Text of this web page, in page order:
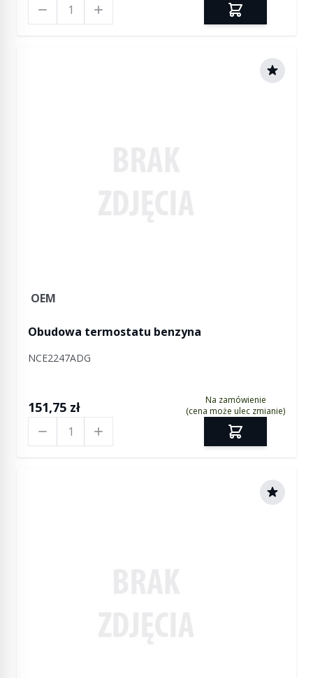
OEM
Obudowa termostatu benzyna
NCE2247ADG
151,75 zł
Na zamówienie
(cena może ulec zmianie)